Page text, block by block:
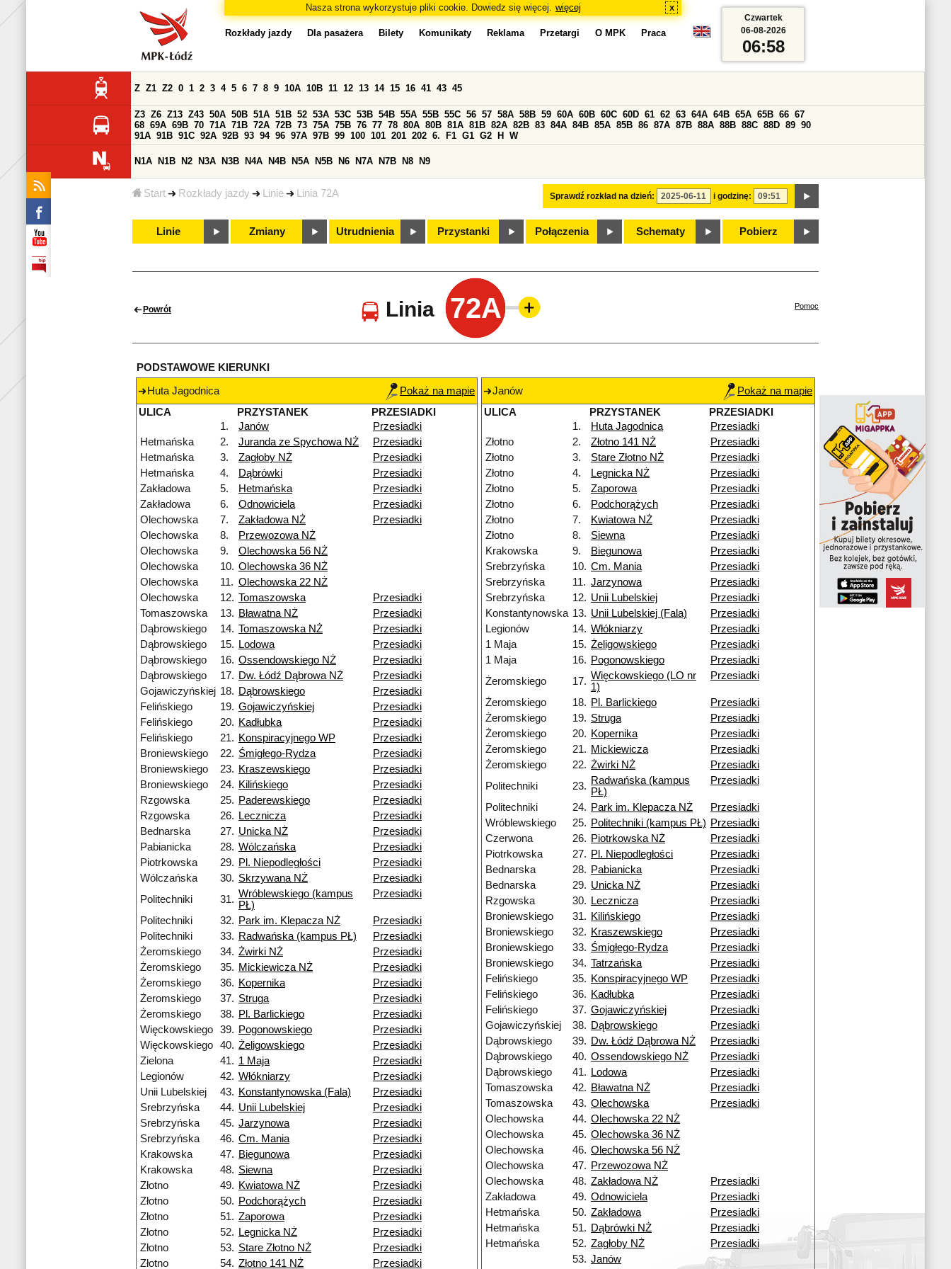
Nasza strona wykorzystuje pliki cookie. Dowiedz się więcej. więcej x
Start Rozkłady jazdy Linie Linia 72A
Rozkłady jazdy Dla pasażera Bilety Komunikaty Reklama Przetargi O MPK Praca
Sprawdź rozkład na dzień: i godzinę:
Z Z1 Z2 0 1 2 3 4 5 6 7 8 9 10A 10B 11 12 13 14 15 16 41 43 45
Z3 Z6 Z13 Z43 50A 50B 51A 51B 52 53A 53C 53B 54B 55A 55B 55C 56 57 58A 58B 59 60A 60B 60C 60D 61 62 63 64A 64B 65A 65B 66 67
68 69A 69B 70 71A 71B 72A 72B 73 75A 75B 76 77 78 80A 80B 81A 81B 82A 82B 83 84A 84B 85A 85B 86 87A 87B 88A 88B 88C 88D 89 90
91A 91B 91C 92A 92B 93 94 96 97A 97B 99 100 101 201 202 6. F1 G1 G2 H W
N1A N1B N2 N3A N3B N4A N4B N5A N5B N6 N7A N7B N8 N9
Linie Zmiany Utrudnienia Przystanki Połączenia Schematy Pobierz
Czwartek
06-08-2026
06:58
Powrót Linia 72A Pomoc
PODSTAWOWE KIERUNKI
Huta Jagodnica
Pokaż na mapie
ULICA
PRZYSTANEK
PRZESIADKI
1.
Janów
Przesiadki
Hetmańska
2. Juranda ze Spychowa NŻ
Przesiadki
Hetmańska
3. Zagłoby NŻ
Przesiadki
Hetmańska
4. Dąbrówki
Przesiadki
Zakładowa
5. Hetmańska
Przesiadki
Zakładowa
6. Odnowiciela
Przesiadki
Olechowska
7. Zakładowa NŻ
Przesiadki
Olechowska
8.
Przewozowa NŻ
Olechowska
9.
Olechowska 56 NŻ
Olechowska
10. Olechowska 36 NŻ
Olechowska
11. Olechowska 22 NŻ
Olechowska
12. Tomaszowska
Przesiadki
Tomaszowska
13. Bławatna NŻ
Przesiadki
Dąbrowskiego
14. Tomaszowska NŻ
Przesiadki
Dąbrowskiego
15. Lodowa
Przesiadki
Dąbrowskiego
16. Ossendowskiego NŻ
Przesiadki
Dąbrowskiego
17. Dw. Łódź Dąbrowa NŻ
Przesiadki
Gojawiczyńskiej 18. Dąbrowskiego
Przesiadki
Felińskiego
19. Gojawiczyńskiej
Przesiadki
Felińskiego
20. Kadłubka
Przesiadki
Felińskiego
21. Konspiracyjnego WP
Przesiadki
Broniewskiego
22. Śmigłego-Rydza
Przesiadki
Broniewskiego
23. Kraszewskiego
Przesiadki
Broniewskiego
24. Kilińskiego
Przesiadki
Rzgowska
25. Paderewskiego
Przesiadki
Rzgowska
26. Lecznicza
Przesiadki
Bednarska
27. Unicka NŻ
Przesiadki
Pabianicka
28. Wólczańska
Przesiadki
Piotrkowska
29. Pl. Niepodległości
Przesiadki
Wólczańska
30. Skrzywana NŻ
Przesiadki
Politechniki
31. Wróblewskiego (kampus
PŁ)
Przesiadki
Politechniki 32. Park im. Klepacza NŻ
Przesiadki
Politechniki
33. Radwańska (kampus PŁ)
Przesiadki
Żeromskiego
34. Żwirki NŻ
Przesiadki
Żeromskiego
35. Mickiewicza NŻ
Przesiadki
Żeromskiego
36. Kopernika
Przesiadki
Żeromskiego
37. Struga
Przesiadki
Żeromskiego
38. Pl. Barlickiego
Przesiadki
Więckowskiego
39. Pogonowskiego
Przesiadki
Więckowskiego
40. Żeligowskiego
Przesiadki
Zielona
41. 1 Maja
Przesiadki
Legionów
42. Włókniarzy
Przesiadki
Unii Lubelskiej
43. Konstantynowska (Fala)
Przesiadki
Srebrzyńska
44. Unii Lubelskiej
Przesiadki
Srebrzyńska
45. Jarzynowa
Przesiadki
Srebrzyńska
46. Cm. Mania
Przesiadki
Krakowska
47. Biegunowa
Przesiadki
Krakowska
48. Siewna
Przesiadki
Złotno
49. Kwiatowa NŻ
Przesiadki
Złotno
50. Podchorążych
Przesiadki
Złotno
51. Zaporowa
Przesiadki
Złotno
52. Legnicka NŻ
Przesiadki
Złotno
53. Stare Złotno NŻ
Przesiadki
Złotno
54. Złotno 141 NŻ Przesiadki
Janów
Pokaż na mapie
ULICA
PRZYSTANEK
PRZESIADKI
1.
Huta Jagodnica
Przesiadki
Złotno
2. Złotno 141 NŻ
Przesiadki
Złotno
3. Stare Złotno NŻ
Przesiadki
Złotno
4. Legnicka NŻ
Przesiadki
Złotno
5. Zaporowa
Przesiadki
Złotno
6. Podchorążych
Przesiadki
Złotno
7. Kwiatowa NŻ
Przesiadki
Złotno
8. Siewna
Przesiadki
Krakowska
9. Biegunowa
Przesiadki
Srebrzyńska
10. Cm. Mania
Przesiadki
Srebrzyńska
11. Jarzynowa
Przesiadki
Srebrzyńska
12. Unii Lubelskiej
Przesiadki
Konstantynowska 13. Unii Lubelskiej (Fala)
Przesiadki
Legionów
14. Włókniarzy
Przesiadki
1 Maja
15. Żeligowskiego
Przesiadki
1 Maja
16. Pogonowskiego
Przesiadki
Żeromskiego
17. Więckowskiego (LO nr
1)
Przesiadki
Żeromskiego 18. Pl. Barlickiego
Przesiadki
Żeromskiego
19. Struga
Przesiadki
Żeromskiego
20. Kopernika
Przesiadki
Żeromskiego
21. Mickiewicza
Przesiadki
Żeromskiego
22. Żwirki NŻ
Przesiadki
Politechniki
23. Radwańska (kampus
PŁ)
Przesiadki
Politechniki 24. Park im. Klepacza NŻ
Przesiadki
Wróblewskiego
25. Politechniki (kampus PŁ) Przesiadki
Czerwona
26. Piotrkowska NŻ
Przesiadki
Piotrkowska
27. Pl. Niepodległości
Przesiadki
Bednarska
28. Pabianicka
Przesiadki
Bednarska
29. Unicka NŻ
Przesiadki
Rzgowska
30. Lecznicza
Przesiadki
Broniewskiego
31. Kilińskiego
Przesiadki
Broniewskiego
32. Kraszewskiego
Przesiadki
Broniewskiego
33. Śmigłego-Rydza
Przesiadki
Broniewskiego
34. Tatrzańska
Przesiadki
Felińskiego
35. Konspiracyjnego WP
Przesiadki
Felińskiego
36. Kadłubka
Przesiadki
Felińskiego
37. Gojawiczyńskiej
Przesiadki
Gojawiczyńskiej
38. Dąbrowskiego
Przesiadki
Dąbrowskiego
39. Dw. Łódź Dąbrowa NŻ
Przesiadki
Dąbrowskiego
40. Ossendowskiego NŻ
Przesiadki
Dąbrowskiego
41. Lodowa
Przesiadki
Tomaszowska
42. Bławatna NŻ
Przesiadki
Tomaszowska
43. Olechowska
Przesiadki
Olechowska
44. Olechowska 22 NŻ
Olechowska
45. Olechowska 36 NŻ
Olechowska
46. Olechowska 56 NŻ
Olechowska
47. Przewozowa NŻ
Olechowska
48. Zakładowa NŻ
Przesiadki
Zakładowa
49. Odnowiciela
Przesiadki
Hetmańska
50. Zakładowa
Przesiadki
Hetmańska
51. Dąbrówki NŻ
Przesiadki
Hetmańska
52. Zagłoby NŻ
Przesiadki
53. Janów